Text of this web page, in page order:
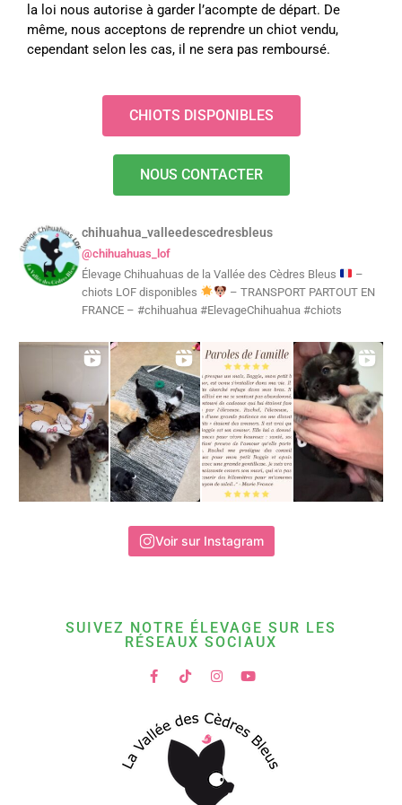
la loi nous autorise à garder l’acompte de départ. De
même, nous acceptons de reprendre un chiot vendu,
cependant selon les cas, il ne sera pas remboursé.
CHIOTS DISPONIBLES
NOUS CONTACTER
chihuahua_valleedescedresbleus
@chihuahuas_lof
Élevage Chihuahuas de la Vallée des Cèdres Bleus
–
chiots LOF disponibles
– TRANSPORT PARTOUT EN
FRANCE – #chihuahua #ElevageChihuahua #chiots
Voir sur Instagram
SUIVEZ NOTRE ÉLEVAGE SUR LES
RÉSEAUX SOCIAUX